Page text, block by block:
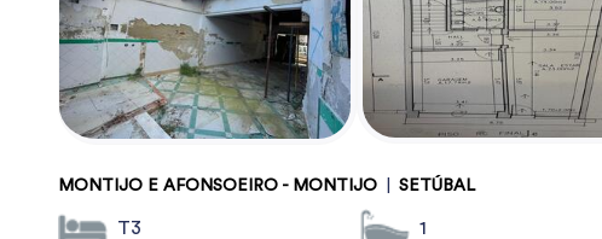
MONTIJO E AFONSOEIRO - MONTIJO SETÚBAL
T3 1